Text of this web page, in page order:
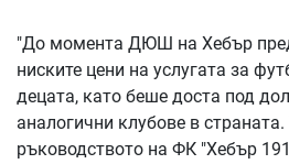
"До момента ДЮШ на Хебър
ниските цени на услугата за
децата, като беше доста под
аналогични клубове в
ръководството на ФК "Хебър